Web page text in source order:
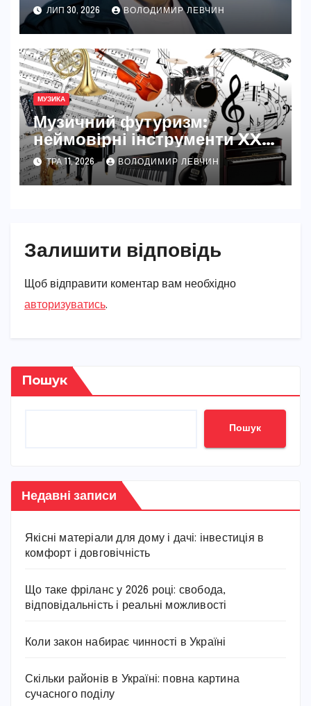
ЛИП 30, 2026 ВОЛОДИМИР ЛЕВЧИН
МУЗИКА
Музичний футуризм:
неймовірні інструменти XXI
століття
ТРА 11, 2026 ВОЛОДИМИР ЛЕВЧИН
Залишити відповідь
Щоб відправити коментар вам необхідно
авторизуватись.
Пошук
Пошук
Недавні записи
Якісні матеріали для дому і дачі: інвестиція в
комфорт і довговічність
Що таке фріланс у 2026 році: свобода,
відповідальність і реальні можливості
Коли закон набирає чинності в Україні
Скільки районів в Україні: повна картина
сучасного поділу